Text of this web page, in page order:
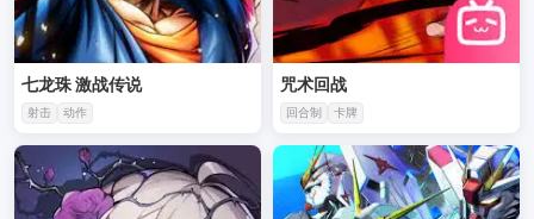
七龙珠 激战传说
射击 动作
咒术回战
回合制 卡牌